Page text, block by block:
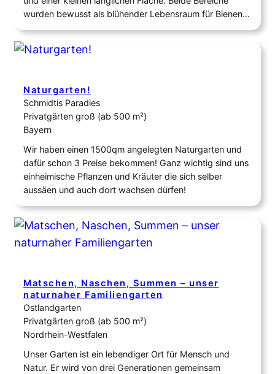
wurden bewusst als blühender Lebensraum für Bienen,
Hummeln und andere Insekten gestaltet. Mit einer
vielfältigen Auswahl an Blühpflanzen bietet die Wiese
über die Saison hinweg wertvolle Nahrung und Schutz
Naturgarten!
Schmidtis Paradies
Privatgärten groß (ab 500 m²)
Bayern
Wir haben einen 1500qm angelegten Naturgarten und
dafür schon 3 Preise bekommen! Ganz wichtig sind uns
einheimische Pflanzen und Kräuter die sich selber
aussäen und auch dort wachsen dürfen!
Matschen, Naschen, Summen – unser
naturnaher Familiengarten
Ostlandgarten
Privatgärten groß (ab 500 m²)
Nordrhein-Westfalen
Unser Garten ist ein lebendiger Ort für Mensch und
Natur. Er wird von drei Generationen gemeinsam